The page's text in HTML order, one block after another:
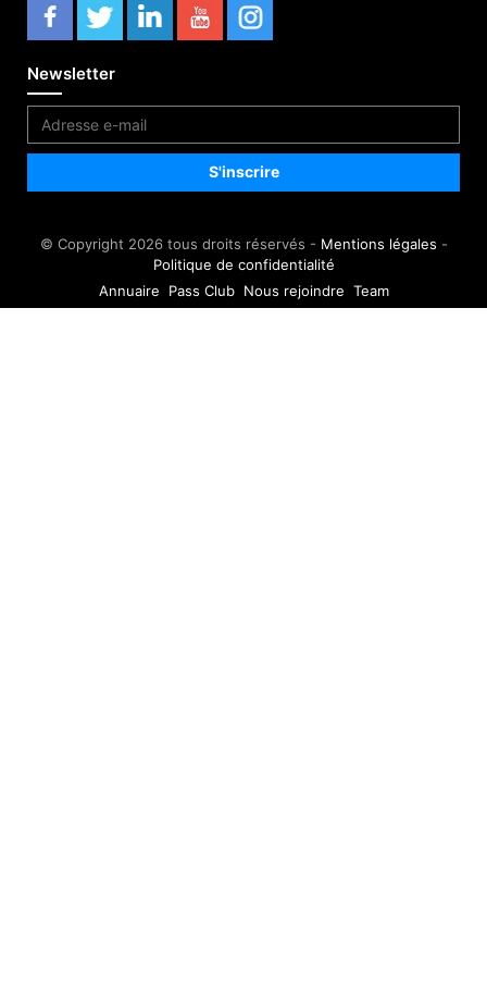
Newsletter
© Copyright 2026 tous droits réservés - Mentions légales -
Politique de confidentialité
Annuaire
Pass Club Nous rejoindre Team